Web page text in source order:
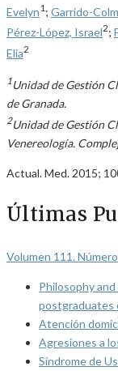
Evelyn1 ; Garrido-
Pérez-López, Israel2;
Elia2
1Unidad de Gestión
de Granada.
2Unidad de Gestión
Venereología.
Actual. Med. 2015;
Últimas
Volumen 111.
Philosophy
postgraduates
Atención
Agresiones a
Síndrome de